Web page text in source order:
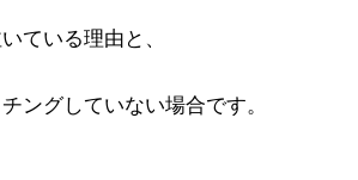
ている理由と、
ングしていない場合です。